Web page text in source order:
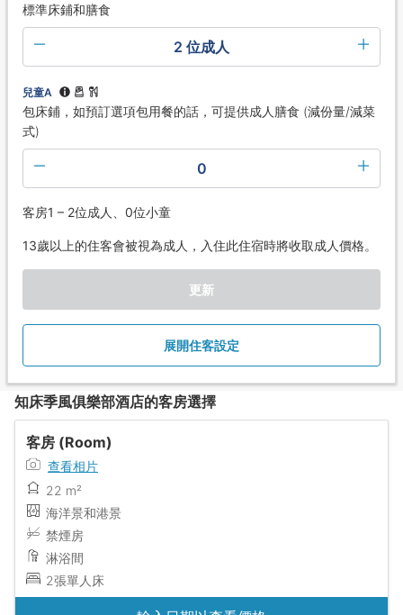
標準床鋪和膳食
2 位成人
兒童A
包床鋪，如預訂選項包用餐的話，可提供成人膳食 (減份量/減菜
式)
0
客房1 – 2位成人、0位小童
13歲以上的住客會被視為成人，入住此住宿時將收取成人價格。
更新
展開住客設定
知床季風俱樂部酒店的客房選擇
客房 (Room)
查看相片
22 m²
海洋景和港景
禁煙房
淋浴間
2張單人床